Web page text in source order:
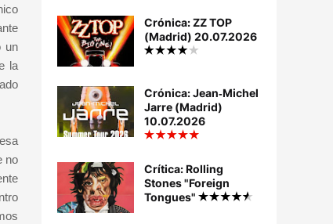
un
la
no
Crónica: ZZ TOP
(Madrid) 20.07.2026
Crónica: Jean‐Michel
Jarre (Madrid)
10.07.2026
Crítica: Rolling
Stones "Foreign
Tongues"